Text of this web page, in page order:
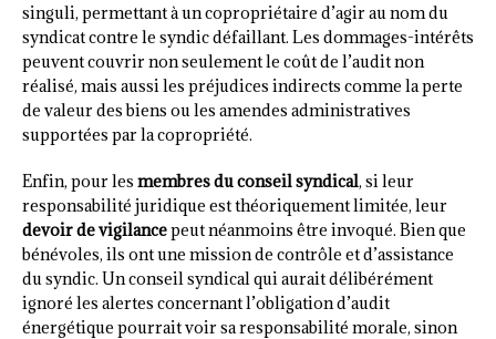
singuli, permettant à un copropriétaire d’agir au nom du
syndicat contre le syndic défaillant. Les dommages-intérêts
peuvent couvrir non seulement le coût de l’audit non
réalisé, mais aussi les préjudices indirects comme la perte
de valeur des biens ou les amendes administratives
supportées par la copropriété.
Enfin, pour les membres du conseil syndical, si leur
responsabilité juridique est théoriquement limitée, leur
devoir de vigilancepeut néanmoins être invoqué. Bien que
bénévoles, ils ont une mission de contrôle et d’assistance
du syndic. Un conseil syndical qui aurait délibérément
ignoré les alertes concernant l’obligation d’audit
énergétique pourrait voir sa responsabilité morale, sinon